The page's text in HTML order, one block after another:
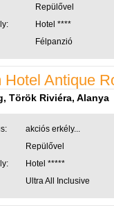
Repülővel
Hotel ****
Félpanzió
Hotel Antique
Török Riviéra, Alanya
akciós erkély...
Repülővel
Hotel *****
Ultra All Inclusive